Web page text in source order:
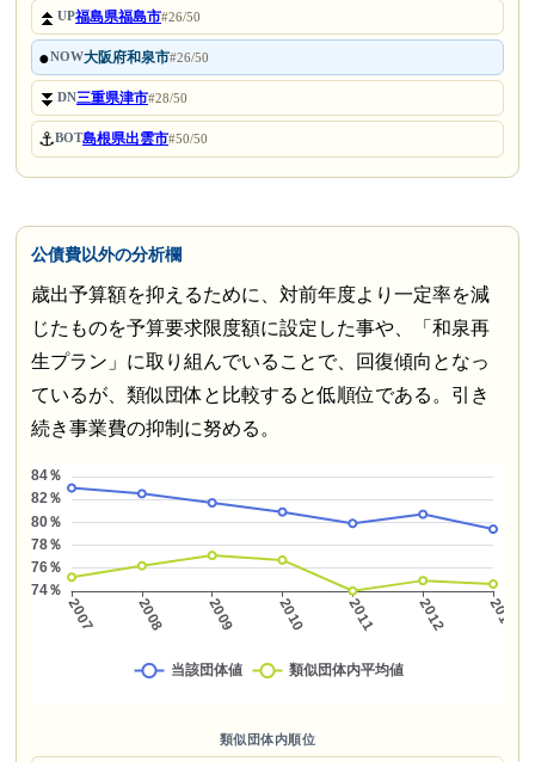
⏫UP福島県福島市#26/50
●NOW大阪府和泉市#26/50
⏬DN三重県津市#28/50
⚓BOT島根県出雲市#50/50
公債費以外の分析欄
歳出予算額を抑えるために、対前年度より一定率を減
じたものを予算要求限度額に設定した事や、「和泉再
生プラン」に取り組んでいることで、回復傾向となっ
ているが、類似団体と比較すると低順位である。引き
続き事業費の抑制に努める。
類似団体内順位